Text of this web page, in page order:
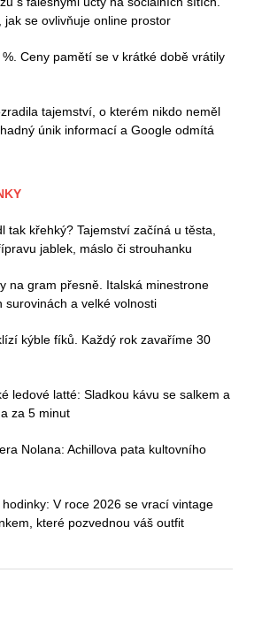
jak se ovlivňuje online prostor
Ceny pamětí se v krátké době vrátily
tajemství, o kterém nikdo neměl
únik informací a Google odmítá
tak křehký? Tajemství začíná u těsta,
jablek, máslo či strouhanku
na gram přesně. Italská minestrone
a velké volnosti
kýble fíků. Každý rok zavaříme 30
ledové latté: Sladkou kávu se salkem a
za 5 minut
Nolana: Achillova pata kultovního
V roce 2026 se vrací vintage
které pozvednou váš outfit